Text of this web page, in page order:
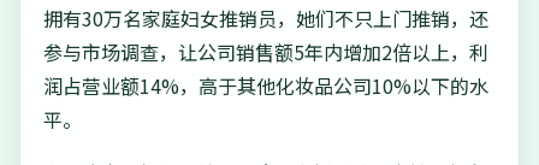
拥有30万名家庭妇女推销员，她们不只上门推销，还
参与市场调查，让公司销售额5年内增加2倍以上，利
润占营业额14%，高于其他化妆品公司10%以下的水
平。